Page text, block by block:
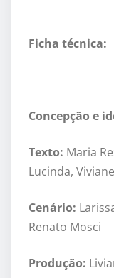
Ficha técnica:
Concepção e
Texto: Maria
Lucinda,
Cenário:
Renato Mosci
Produção: